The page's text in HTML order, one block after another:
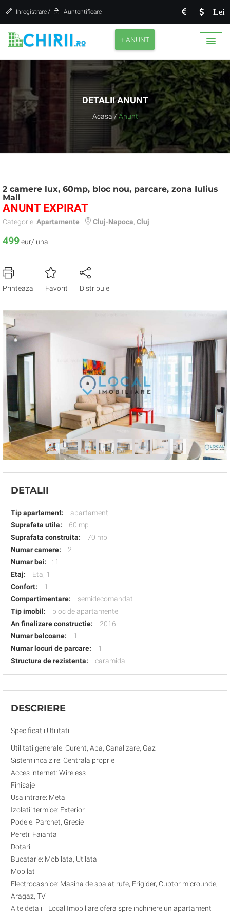
Lei
Inregistrare / Auntentificare
+ ANUNT
DETALII ANUNT
Acasa / Anunt
2 camere lux, 60mp, bloc nou, parcare, zona Iulius
Mall
ANUNT EXPIRAT
Categorie: Apartamente | Cluj-Napoca Cluj
499eur/luna
Printeaza Favorit Distribuie
DETALII
Tip apartament:
apartament
Suprafata utila:
60 mp
Suprafata construita:
70 mp
Numar camere:
2
Numar bai:
: 1
Etaj:
Etaj 1
Confort:
1
Compartimentare:
semidecomandat
Tip imobil:
bloc de apartamente
An finalizare constructie:
2016
Numar balcoane:
1
Numar locuri de parcare:
1
Structura de rezistenta:
caramida
DESCRIERE
Specificatii Utilitati
Utilitati generale: Curent, Apa, Canalizare, Gaz
Sistem incalzire: Centrala proprie
Acces internet: Wireless
Finisaje
Usa intrare: Metal
Izolatii termice: Exterior
Podele: Parchet, Gresie
Pereti: Faianta
Dotari
Bucatarie: Mobilata, Utilata
Mobilat
Electrocasnice: Masina de spalat rufe, Frigider, Cuptor microunde,
Aragaz, TV
Alte detalii Local Imobiliare ofera spre inchiriere un apartament